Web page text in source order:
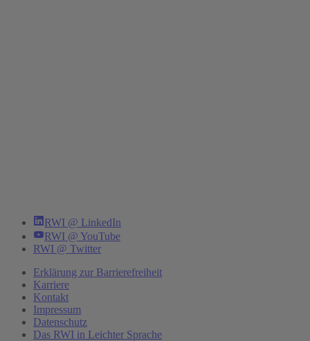
RWI @ LinkedIn
RWI @ YouTube
RWI @ Twitter
Erklärung zur Barrierefreiheit
Karriere
Kontakt
Impressum
Datenschutz
Das RWI in Leichter Sprache